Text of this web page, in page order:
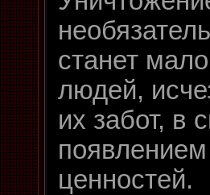
станет
людей,
их забот, в
появлением
ценностей.